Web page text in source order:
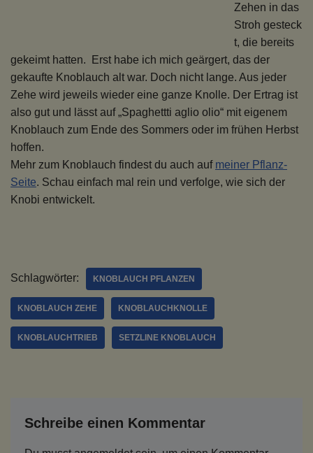
Zehen in das
Stroh gesteck
t, die bereits
gekeimt hatten. Erst habe ich mich geärgert, das der
gekaufte Knoblauch alt war. Doch nicht lange. Aus jeder
Zehe wird jeweils wieder eine ganze Knolle. Der Ertrag ist
also gut und lässt auf „Spaghettti aglio olio“ mit eigenem
Knoblauch zum Ende des Sommers oder im frühen Herbst
hoffen.
Mehr zum Knoblauch findest du auch auf meiner Pflanz-
Seite. Schau einfach mal rein und verfolge, wie sich der
Knobi entwickelt.
Schlagwörter: KNOBLAUCH PFLANZEN
KNOBLAUCH ZEHE KNOBLAUCHKNOLLE
KNOBLAUCHTRIEB SETZLINE KNOBLAUCH
Schreibe einen Kommentar